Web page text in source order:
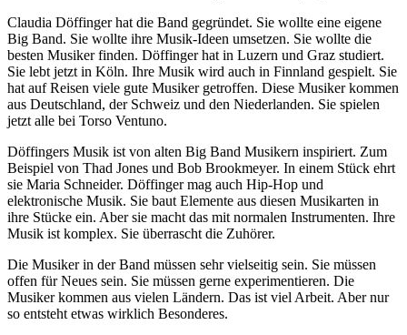
Claudia Döffinger hat die Band gegründet. Sie wollte eine eigene
Big Band. Sie wollte ihre Musik-Ideen umsetzen. Sie wollte die
besten Musiker finden. Döffinger hat in Luzern und Graz studiert.
Sie lebt jetzt in Köln. Ihre Musik wird auch in Finnland gespielt. Sie
hat auf Reisen viele gute Musiker getroffen. Diese Musiker kommen
aus Deutschland, der Schweiz und den Niederlanden. Sie spielen
jetzt alle bei Torso Ventuno.
Döffingers Musik ist von alten Big Band Musikern inspiriert. Zum
Beispiel von Thad Jones und Bob Brookmeyer. In einem Stück ehrt
sie Maria Schneider. Döffinger mag auch Hip-Hop und
elektronische Musik. Sie baut Elemente aus diesen Musikarten in
ihre Stücke ein. Aber sie macht das mit normalen Instrumenten. Ihre
Musik ist komplex. Sie überrascht die Zuhörer.
Die Musiker in der Band müssen sehr vielseitig sein. Sie müssen
offen für Neues sein. Sie müssen gerne experimentieren. Die
Musiker kommen aus vielen Ländern. Das ist viel Arbeit. Aber nur
so entsteht etwas wirklich Besonderes.